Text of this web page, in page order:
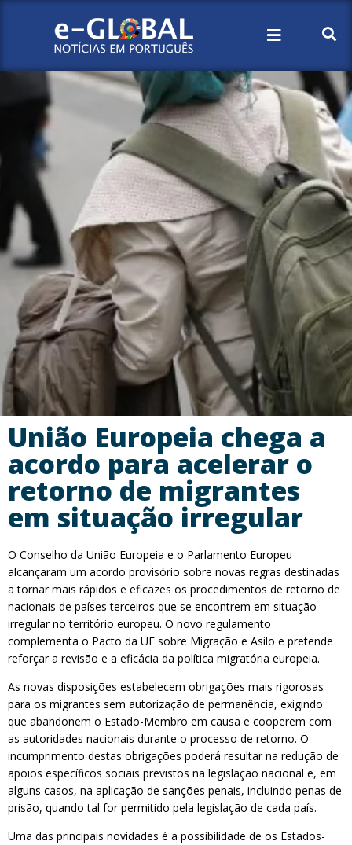
União Europeia chega a
acordo para acelerar o
retorno de migrantes
em situação irregular
O Conselho da União Europeia e o Parlamento Europeu
alcançaram um acordo provisório sobre novas regras destinadas
a tornar mais rápidos e eficazes os procedimentos de retorno de
nacionais de países terceiros que se encontrem em situação
irregular no território europeu. O novo regulamento
complementa o Pacto da UE sobre Migração e Asilo e pretende
reforçar a revisão e a eficácia da política migratória europeia.
As novas disposições estabelecem obrigações mais rigorosas
para os migrantes sem autorização de permanência, exigindo
que abandonem o Estado-Membro em causa e cooperem com
as autoridades nacionais durante o processo de retorno. O
incumprimento destas obrigações poderá resultar na redução de
apoios específicos sociais previstos na legislação nacional e, em
alguns casos, na aplicação de sanções penais, incluindo penas de
prisão, quando tal for permitido pela legislação de cada país.
Uma das principais novidades é a possibilidade de os Estados-